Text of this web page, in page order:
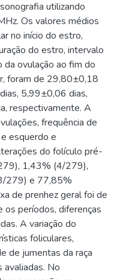
utilizando
Os valores médios
no início do estro,
do estro, intervalo
da ovulação ao fim do
foram de 29,80±0,18
5,99±0,06 dias,
respectivamente. A
frequência de
esquerdo e
do folículo pré-
1,43% (4/279),
279) e 77,85%
de prenhez geral foi de
períodos, diferenças
A variação do
foliculares,
de jumentas da raça
avaliadas. No